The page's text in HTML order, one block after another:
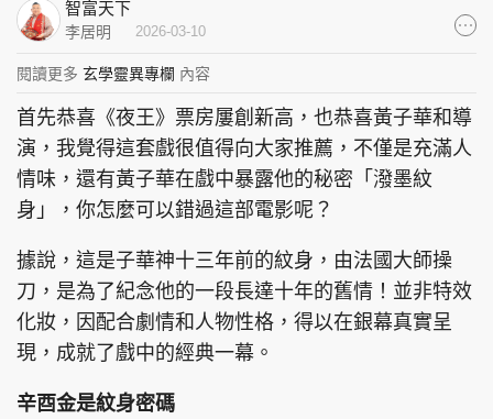
集團旗下品牌
東周刊 cazbuyer 東Touch
PCM 電腦廣場 星島頭條 星島日報
智富天下
李居明 2026-03-10
閱讀更多 玄學靈異專欄 內容
首先恭喜《夜王》票房屢創新高，也恭喜黃子華和導
演，我覺得這套戲很值得向大家推薦，不僅是充滿人
情味，還有黃子華在戲中暴露他的秘密「潑墨紋
身」，你怎麼可以錯過這部電影呢？
據說，這是子華神十三年前的紋身，由法國大師操
刀，是為了紀念他的一段長達十年的舊情！並非特效
化妝，因配合劇情和人物性格，得以在銀幕真實呈
現，成就了戲中的經典一幕。
辛酉金是紋身密碼